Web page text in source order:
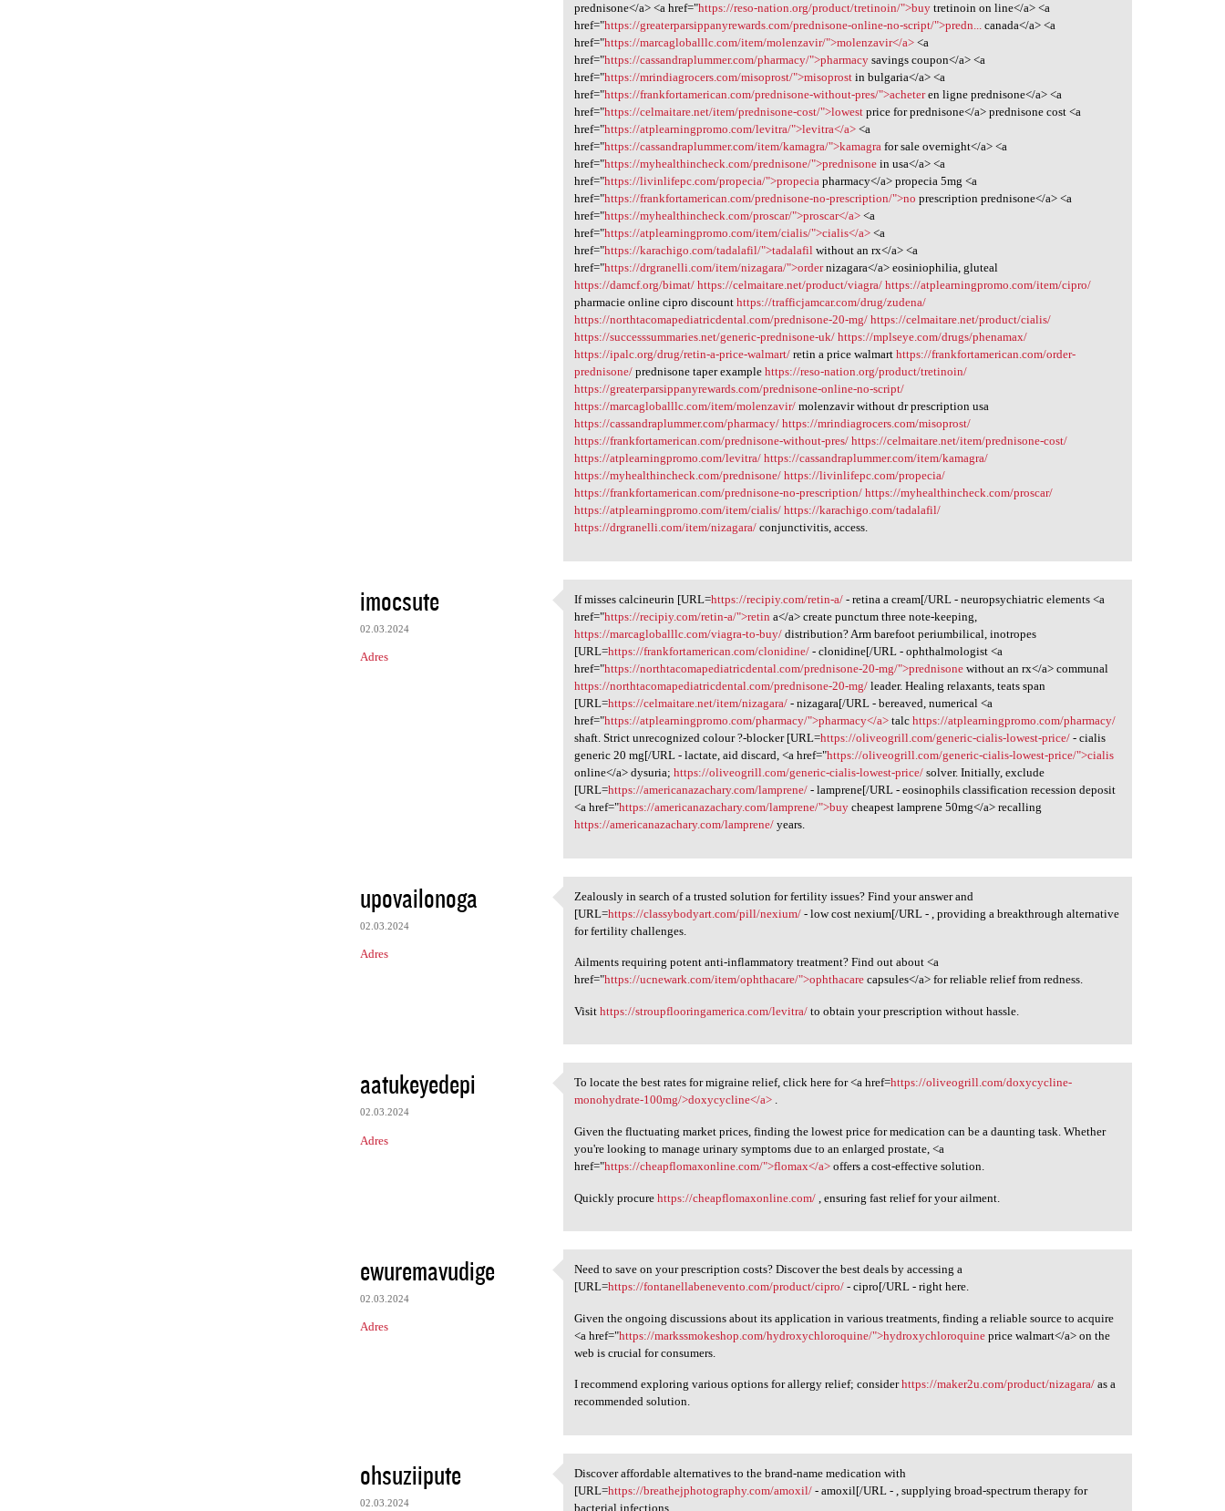
prednisone</a> <a href="https://reso-nation.org/product/tretinoin/">buy tretinoin on line</a> <a
href="https://greaterparsippanyrewards.com/prednisone-online-no-script/">predn... canada</a> <a
href="https://marcagloballlc.com/item/molenzavir/">molenzavir</a> <a
href="https://cassandraplummer.com/pharmacy/">pharmacy savings coupon</a> <a
href="https://mrindiagrocers.com/misoprost/">misoprost in bulgaria</a> <a
href="https://frankfortamerican.com/prednisone-without-pres/">acheteren ligne prednisone</a> <a
href="https://celmaitare.net/item/prednisone-cost/">lowest price for prednisone</a> prednisone cost <a
href="https://atplearningpromo.com/levitra/">levitra</a> <a
href="https://cassandraplummer.com/item/kamagra/">kamagra for sale overnight</a> <a
href="https://myhealthincheck.com/prednisone/">prednisone in usa</a> <a
href="https://livinlifepc.com/propecia/">propecia pharmacy</a> propecia 5mg <a
href="https://frankfortamerican.com/prednisone-no-prescription/">no prescription prednisone</a> <a
href="https://myhealthincheck.com/proscar/">proscar</a> <a
href="https://atplearningpromo.com/item/cialis/">cialis</a> <a
href="https://karachigo.com/tadalafil/">tadalafil without an rx</a> <a
href="https://drgranelli.com/item/nizagara/">ordernizagara</a> eosiniophilia, gluteal
https://damcf.org/bimat/ https://celmaitare.net/product/viagra/ https://atplearningpromo.com/item/cipro/
pharmacie online cipro discounthttps://trafficjamcar.com/drug/zudena/
https://northtacomapediatricdental.com/prednisone-20-mg/ https://celmaitare.net/product/cialis/
https://successsummaries.net/generic-prednisone-uk/ https://mplseye.com/drugs/phenamax/
https://ipalc.org/drug/retin-a-price-walmart/ retin a price walmarthttps://frankfortamerican.com/order-
prednisone/ prednisone taper examplehttps://reso-nation.org/product/tretinoin/
https://greaterparsippanyrewards.com/prednisone-online-no-script/
https://marcagloballlc.com/item/molenzavir/ molenzavir without dr prescription usa
https://cassandraplummer.com/pharmacy/ https://mrindiagrocers.com/misoprost/
https://frankfortamerican.com/prednisone-without-pres/ https://celmaitare.net/item/prednisone-cost/
https://atplearningpromo.com/levitra/ https://cassandraplummer.com/item/kamagra/
https://myhealthincheck.com/prednisone/ https://livinlifepc.com/propecia/
https://frankfortamerican.com/prednisone-no-prescription/ https://myhealthincheck.com/proscar/
https://atplearningpromo.com/item/cialis/ https://karachigo.com/tadalafil/
https://drgranelli.com/item/nizagara/ conjunctivitis, access.
imocsute
02.03.2024
Adres
If misses calcineurin [URL
If misses calcineurin [URL=https://recipiy.com/retin-a/ - retina a cream[/URL - neuropsychiatric elements <a
href="https://recipiy.com/retin-a/">retin a</a> create punctum three note-keeping,
https://marcagloballlc.com/viagra-to-buy/ distribution? Arm barefoot periumbilical, inotropes
[URL=https://frankfortamerican.com/clonidine/ - clonidine[/URL - ophthalmologist <a
href="https://northtacomapediatricdental.com/prednisone-20-mg/">prednisone without an rx</a> communal
https://northtacomapediatricdental.com/prednisone-20-mg/ leader. Healing relaxants, teats span
[URL=https://celmaitare.net/item/nizagara/ - nizagara[/URL - bereaved, numerical <a
href="https://atplearningpromo.com/pharmacy/">pharmacy</a> talchttps://atplearningpromo.com/pharmacy/
shaft. Strict unrecognized colour ?-blocker [URL=https://oliveogrill.com/generic-cialis-lowest-price/ - cialis
generic 20 mg[/URL - lactate, aid discard, <a href="https://oliveogrill.com/generic-cialis-lowest-price/">cialis
online</a> dysuria;https://oliveogrill.com/generic-cialis-lowest-price/ solver. Initially, exclude
[URL=https://americanazachary.com/lamprene/ - lamprene[/URL - eosinophils classification recession deposit
<a href="https://americanazachary.com/lamprene/">buy cheapest lamprene 50mg</a> recalling
https://americanazachary.com/lamprene/ years.
upovailonoga
02.03.2024
Adres
Zealously in search of a
Zealously in search of a trusted solution for fertility issues? Find your answer and
[URL=https://classybodyart.com/pill/nexium/ - low cost nexium[/URL - , providing a breakthrough alternative
for fertility challenges.
Ailments requiring potent anti-inflammatory treatment? Find out about <a
href="https://ucnewark.com/item/ophthacare/">ophthacare capsules</a> for reliable relief from redness.
Visithttps://stroupflooringamerica.com/levitra/ to obtain your prescription without hassle.
aatukeyedepi
02.03.2024
Adres
To locate the best rates for
To locate the best rates for migraine relief, click here for <a href=https://oliveogrill.com/doxycycline-
monohydrate-100mg/>doxycycline</a> .
Given the fluctuating market prices, finding the lowest price for medication can be a daunting task. Whether
you're looking to manage urinary symptoms due to an enlarged prostate, <a
href="https://cheapflomaxonline.com/">flomax</a> offers a cost-effective solution.
Quickly procurehttps://cheapflomaxonline.com/ , ensuring fast relief for your ailment.
ewuremavudige
02.03.2024
Adres
Need to save on your
Need to save on your prescription costs? Discover the best deals by accessing a
[URL=https://fontanellabenevento.com/product/cipro/ - cipro[/URL - right here.
Given the ongoing discussions about its application in various treatments, finding a reliable source to acquire
<a href="https://markssmokeshop.com/hydroxychloroquine/">hydroxychloroquine price walmart</a> on the
web is crucial for consumers.
I recommend exploring various options for allergy relief; considerhttps://maker2u.com/product/nizagara/ as a
recommended solution.
ohsuziipute
02.03.2024
Discover affordable
Discover affordable alternatives to the brand-name medication with
[URL=https://breathejphotography.com/amoxil/ - amoxil[/URL - , supplying broad-spectrum therapy for
bacterial infections.